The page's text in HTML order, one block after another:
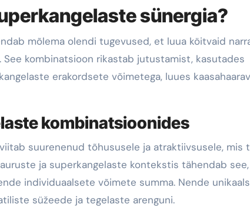
sünergia?
mõlema olendi tugevused, et luua köitvaid
kombinatsioon rikastab jutustamist, kasutades
erakordsete võimetega, luues
kombinatsioonides
suurenenud tõhususele ja atraktiivsusele, mis
ja superkangelaste kontekstis tähendab
individuaalsete võimete summa. Nende
süžeede ja tegelaste arenguni.